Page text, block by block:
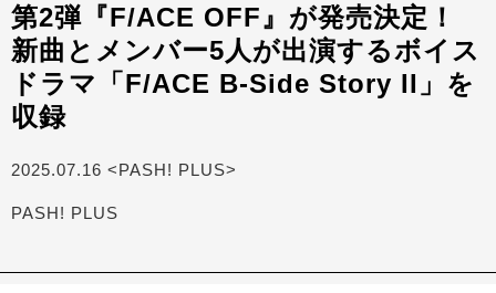
第2弾『F/ACE OFF』が発売決定！
新曲とメンバー5人が出演するボイス
ドラマ「F/ACE B-Side Story II」を
収録
2025.07.16 <PASH! PLUS>
PASH! PLUS